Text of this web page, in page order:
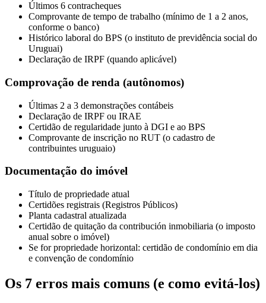
Últimos 6 contracheques
Comprovante de tempo de trabalho (mínimo de 1 a 2 anos,
conforme o banco)
Histórico laboral do BPS (o instituto de previdência social do
Uruguai)
Declaração de IRPF (quando aplicável)
Comprovação de renda (autônomos)
Últimas 2 a 3 demonstrações contábeis
Declaração de IRPF ou IRAE
Certidão de regularidade junto à DGI e ao BPS
Comprovante de inscrição no RUT (o cadastro de
contribuintes uruguaio)
Documentação do imóvel
Título de propriedade atual
Certidões registrais (Registros Públicos)
Planta cadastral atualizada
Certidão de quitação da contribución inmobiliaria (o imposto
anual sobre o imóvel)
Se for propriedade horizontal: certidão de condomínio em dia
e convenção de condomínio
Os 7 erros mais comuns (e como evitá-los)